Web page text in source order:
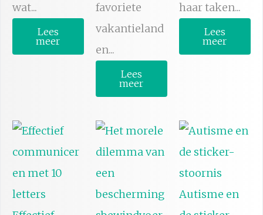
wat...
Lees
meer
favoriete
vakantieland
en...
Lees
meer
haar taken...
Lees
meer
Autisme en